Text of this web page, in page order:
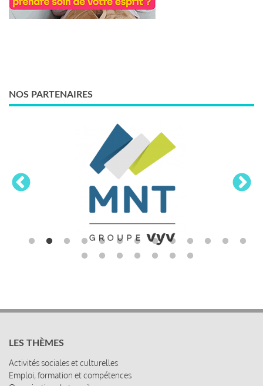
NOS PARTENAIRES
LES THÈMES
Activités sociales et culturelles
Emploi, formation et compétences